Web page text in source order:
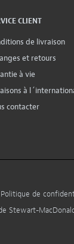
CLIENT
de livraison
et retours
à vie
à
contacter
Politique de
Stewart-